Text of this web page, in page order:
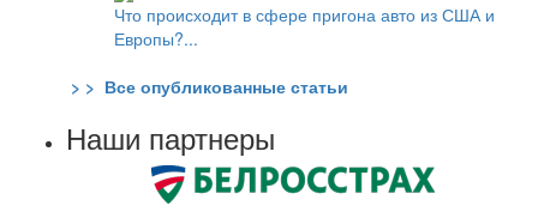
Что происходит в сфере пригона авто из США и
Европы?...
> > Все опубликованные статьи
Наши партнеры